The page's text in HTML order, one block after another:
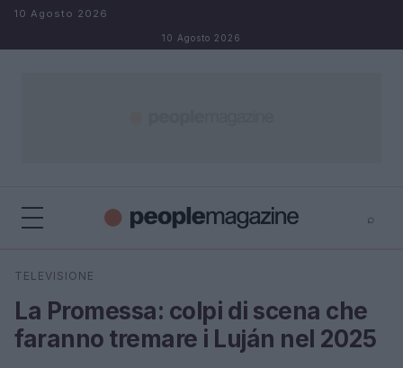
Salta al contenuto
10 Agosto 2026
10 Agosto 2026
⌕
Cerca
TELEVISIONE
La Promessa: colpi di scena che
faranno tremare i Luján nel 2025